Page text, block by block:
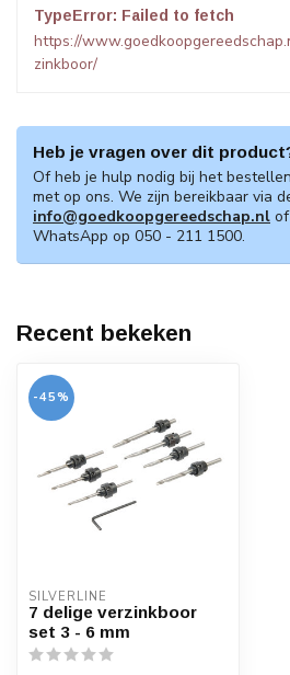
TypeError: Failed to fetch
https://
zinkboor/
Heb je vragen over dit
Of heb je hulp nodig bij het
met op ons. We zijn bereikbaar via
info@goedkoopgereedschap.nl
WhatsApp op 050 - 211 1500.
Recent bekeken
-45%
SILVERLINE
7 delige verzinkboor
set 3 - 6 mm